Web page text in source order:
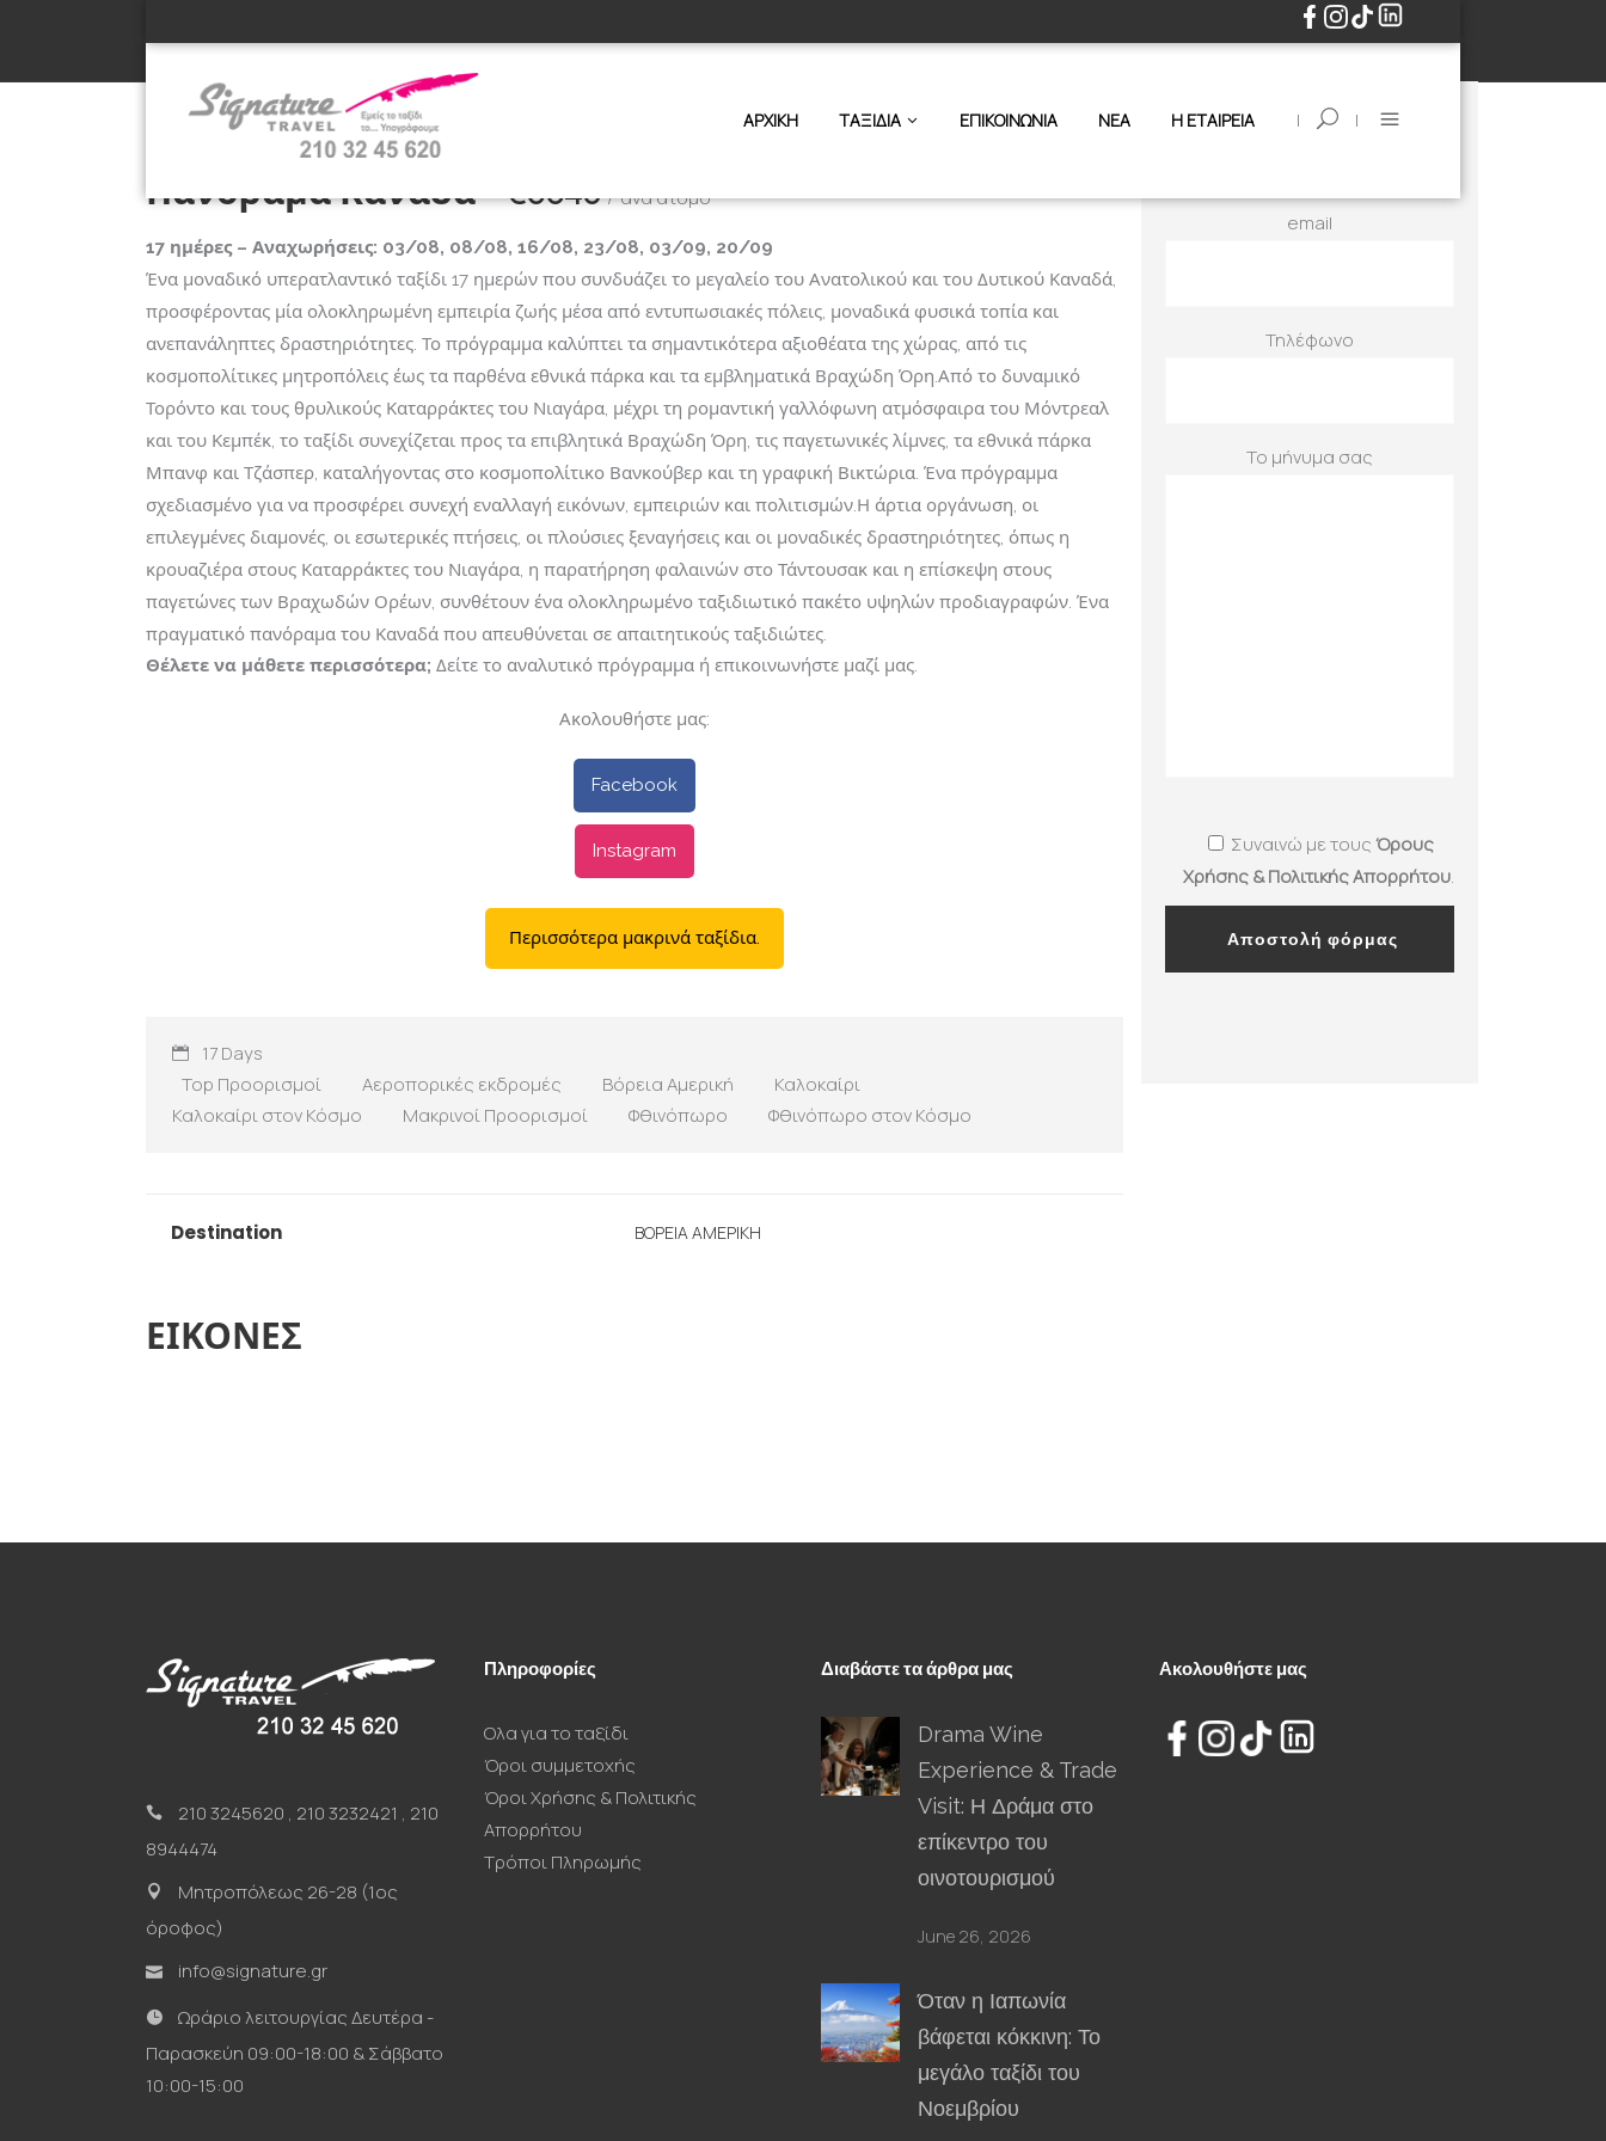
ΑΡΧΙΚΗ ΤΑΞΙΔΙΑ ΕΠΙΚΟΙΝΩΝΙΑ ΝΕΑ Η ΕΤΑΙΡΕΙΑ | |
Πανόραμα Καναδά
ΠΛΗΡΟΦΟΡΙΕΣ ΠΡΟΓΡΑΜΜΑ ΕΙΚΟΝΕΣ ΤΙΜΕΣ & ΠΑΡΟΧΕΣ PDF
Πανόραμα Καναδά €6640 άνα άτομο
17 ημέρες – Αναχωρήσεις: 03/08, 08/08, 16/08, 23/08, 03/09, 20/09
Ένα μοναδικό υπερατλαντικό ταξίδι 17 ημερών που συνδυάζει το μεγαλείο του Ανατολικού και του Δυτικού Καναδά,
προσφέροντας μία ολοκληρωμένη εμπειρία ζωής μέσα από εντυπωσιακές πόλεις, μοναδικά φυσικά τοπία και
ανεπανάληπτες δραστηριότητες. Το πρόγραμμα καλύπτει τα σημαντικότερα αξιοθέατα της χώρας, από τις
κοσμοπολίτικες μητροπόλεις έως τα παρθένα εθνικά πάρκα και τα εμβληματικά Βραχώδη Όρη.Από το δυναμικό
Τορόντο και τους θρυλικούς Καταρράκτες του Νιαγάρα, μέχρι τη ρομαντική γαλλόφωνη ατμόσφαιρα του Μόντρεαλ
και του Κεμπέκ, το ταξίδι συνεχίζεται προς τα επιβλητικά Βραχώδη Όρη, τις παγετωνικές λίμνες, τα εθνικά πάρκα
Μπανφ και Τζάσπερ, καταλήγοντας στο κοσμοπολίτικο Βανκούβερ και τη γραφική Βικτώρια. Ένα πρόγραμμα
σχεδιασμένο για να προσφέρει συνεχή εναλλαγή εικόνων, εμπειριών και πολιτισμών.Η άρτια οργάνωση, οι
επιλεγμένες διαμονές, οι εσωτερικές πτήσεις, οι πλούσιες ξεναγήσεις και οι μοναδικές δραστηριότητες, όπως η
κρουαζιέρα στους Καταρράκτες του Νιαγάρα, η παρατήρηση φαλαινών στο Τάντουσακ και η επίσκεψη στους
παγετώνες των Βραχωδών Ορέων, συνθέτουν ένα ολοκληρωμένο ταξιδιωτικό πακέτο υψηλών προδιαγραφών. Ένα
πραγματικό πανόραμα του Καναδά που απευθύνεται σε απαιτητικούς ταξιδιώτες.
Θέλετε να μάθετε περισσότερα; Δείτε το αναλυτικό πρόγραμμα ή επικοινωνήστε μαζί μας.
Ακολουθήστε μας:
Facebook
Instagram
Περισσότερα μακρινά ταξίδια.
17 Days
Top Προορισμοί
Αεροπορικές εκδρομές Βόρεια Αμερική
Καλοκαίρι
Καλοκαίρι στον Κόσμο
Μακρινοί Προορισμοί Φθινόπωρο Φθινόπωρο στον Κόσμο
Destination ΒΟΡΕΙΑ ΑΜΕΡΙΚΗ
ΕΙΚΟΝΕΣ
Φόρμα Ενδιαφέροντος
Όνομα
email
Τηλέφωνο
Το μήνυμα σας
Συναινώ με τουςΌρους
Χρήσης & Πολιτικής Απορρήτου.
210 3245620 , 210 3232421 , 210
8944474
Μητροπόλεως 26-28 (1ος
όροφος)
info@signature.gr
Ωράριο λειτουργίας Δευτέρα -
Παρασκεύη 09:00-18:00 & Σάββατο
10:00-15:00
Πληροφορίες
Ολα για το ταξίδι
Όροι συμμετοχής
Όροι Χρήσης & Πολιτικής
Απορρήτου
Τρόποι Πληρωμής
Διαβάστε τα άρθρα μας
Drama Wine
Experience & Trade
Visit: Η Δράμα στο
επίκεντρο του
οινοτουρισμού
June 26, 2026
Όταν η Ιαπωνία
βάφεται κόκκινη: Το
μεγάλο ταξίδι του
Νοεμβρίου
Ακολουθήστε μας